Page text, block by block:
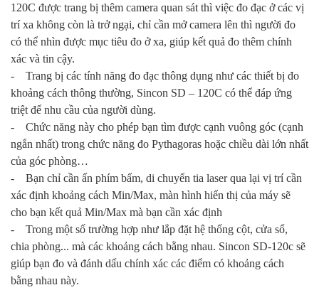
120C được trang bị thêm camera quan sát thì việc đo đạc ở các vị
trí xa không còn là trở ngại, chỉ cần mở camera lên thì người đo
có thể nhìn được mục tiêu đo ở xa, giúp kết quả đo thêm chính
xác và tin cậy.
- Trang bị các tính năng đo đạc thông dụng như các thiết bị đo
khoảng cách thông thường, Sincon SD – 120C có thể đáp ứng
triệt để nhu cầu của người dùng.
- Chức năng này cho phép bạn tìm được cạnh vuông góc (cạnh
ngắn nhất) trong chức năng đo Pythagoras hoặc chiều dài lớn nhất
của góc phòng…
- Bạn chỉ cần ấn phím bấm, di chuyển tia laser qua lại vị trí cần
xác định khoảng cách Min/Max, màn hình hiển thị của máy sẽ
cho bạn kết quả Min/Max mà bạn cần xác định
- Trong một số trường hợp như lắp đặt hệ thống cột, cửa sổ,
chia phòng... mà các khoảng cách bằng nhau. Sincon SD-120c sẽ
giúp bạn đo và đánh dấu chính xác các điểm có khoảng cách
bằng nhau này.